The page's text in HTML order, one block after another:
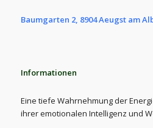
Baumgarten 2, 8904 Aeugst am
Informationen
Eine tiefe Wahrnehmung der
ihrer emotionalen Intelligenz und